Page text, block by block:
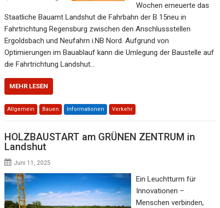
Wochen erneuerte das
Staatliche Bauamt Landshut die Fahrbahn der B 15neu in
Fahrtrichtung Regensburg zwischen den Anschlussstellen
Ergoldsbach und Neufahrn i.NB Nord. Aufgrund von
Optimierungen im Bauablauf kann die Umlegung der Baustelle auf
die Fahrtrichtung Landshut…
MEHR LESEN
Allgemein Bauen Informationen Verkehr
HOLZBAUSTART am GRÜNEN ZENTRUM in
Landshut
Juni 11, 2025
Ein Leuchtturm für
Innovationen –
Menschen verbinden,